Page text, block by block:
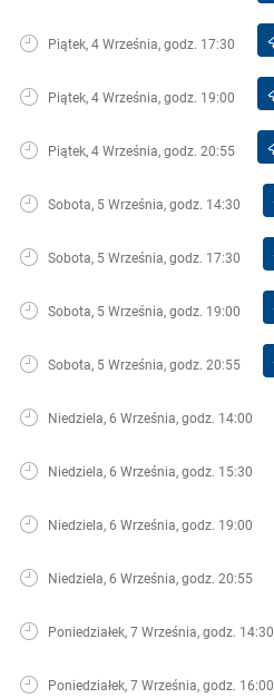
Piątek, 4 Września, godz. 17:30
Piątek, 4 Września, godz. 19:00
Piątek, 4 Września, godz. 20:55
Sobota, 5 Września, godz. 14:30
Sobota, 5 Września, godz. 17:30
Sobota, 5 Września, godz. 19:00
Sobota, 5 Września, godz. 20:55
Niedziela, 6 Września, godz. 14:00
Niedziela, 6 Września, godz. 15:30
Niedziela, 6 Września, godz. 19:00
Niedziela, 6 Września, godz. 20:55
Poniedziałek, 7 Września, godz. 14:30
Poniedziałek, 7 Września, godz. 16:00